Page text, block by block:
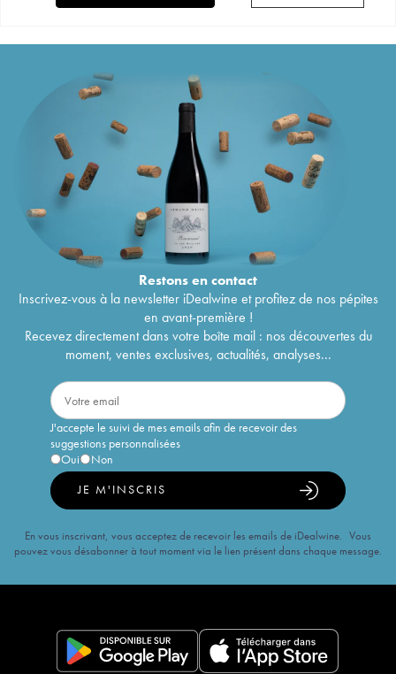
Restons encontact
Inscrivez-vous à la newsletter iDealwine et profitez de nos pépites
en avant-première !
Recevez directement dans votre boîte mail : nos découvertes du
moment, ventes exclusives, actualités, analyses...
J'accepte le suivi de mes emails afin de recevoir des
suggestions personnalisées
Oui
Non
JE M'INSCRIS
En vous inscrivant, vous acceptez de recevoir les emails de iDealwine. Vous
pouvez vous désabonner à tout moment via le lien présent dans chaque message.